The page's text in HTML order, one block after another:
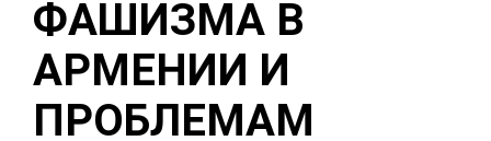
ФАШИЗМА В
АРМЕНИИ И
ПРОБЛЕМАМ